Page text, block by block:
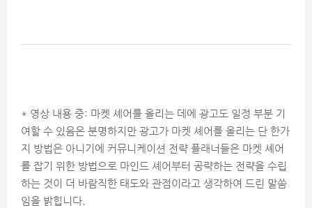
* 영상 내용 중: 마켓 셰어를 올리는 데에 광고도 일정 부분 기
여할 수 있음은 분명하지만 광고가 마켓 셰어를 올리는 단 한가
지 방법은 아니기에 커뮤니케이션 전략 플래너들은 마켓 셰어
를 잡기 위한 방법으로 마인드 셰어부터 공략하는 전략을 수립
하는 것이 더 바람직한 태도와 관점이라고 생각하여 드린 말씀
임을 밝힙니다.